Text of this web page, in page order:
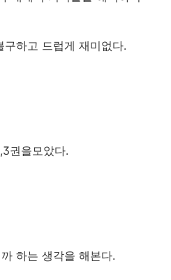
하고 드럽게 재미없다.
권을모았다.
하는 생각을 해본다.